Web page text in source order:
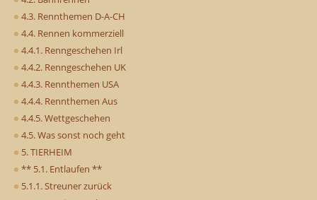
4.3. Rennthemen D-A-CH
4.4. Rennen kommerziell
4.4.1. Renngeschehen Irl
4.4.2. Renngeschehen UK
4.4.3. Rennthemen USA
4.4.4. Rennthemen Aus
4.4.5. Wettgeschehen
4.5. Was sonst noch geht
5. TIERHEIM
** 5.1. Entlaufen **
5.1.1. Streuner zurück